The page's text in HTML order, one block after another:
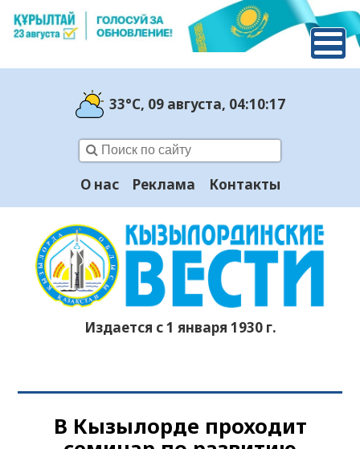
33°C, 09 августа, 04:10:18
О нас Реклама Контакты
Издается с 1 января 1930 г.
В Кызылорде проходит